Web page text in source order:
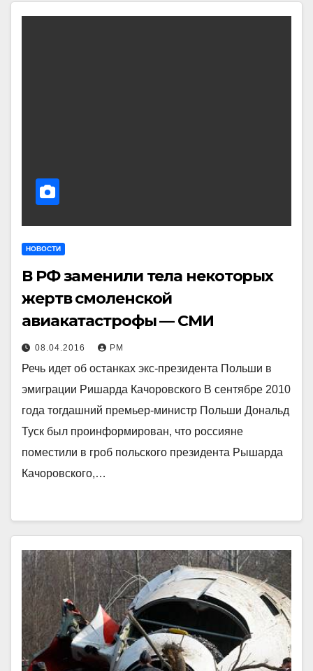
НОВОСТИ
В РФ заменили тела некоторых
жертв смоленской
авиакатастрофы — СМИ
08.04.2016 РМ
Речь идет об останках экс-президента Польши в
эмиграции Ришарда Качоровского В сентябре 2010
года тогдашний премьер-министр Польши Дональд
Туск был проинформирован, что россияне
поместили в гроб польского президента Рышарда
Качоровского,…